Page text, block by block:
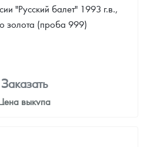
"Русский балет" 1993 г.в.,
золота (проба 999)
Заказать
выкупа